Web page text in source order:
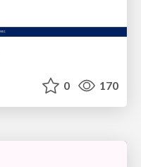
0 170